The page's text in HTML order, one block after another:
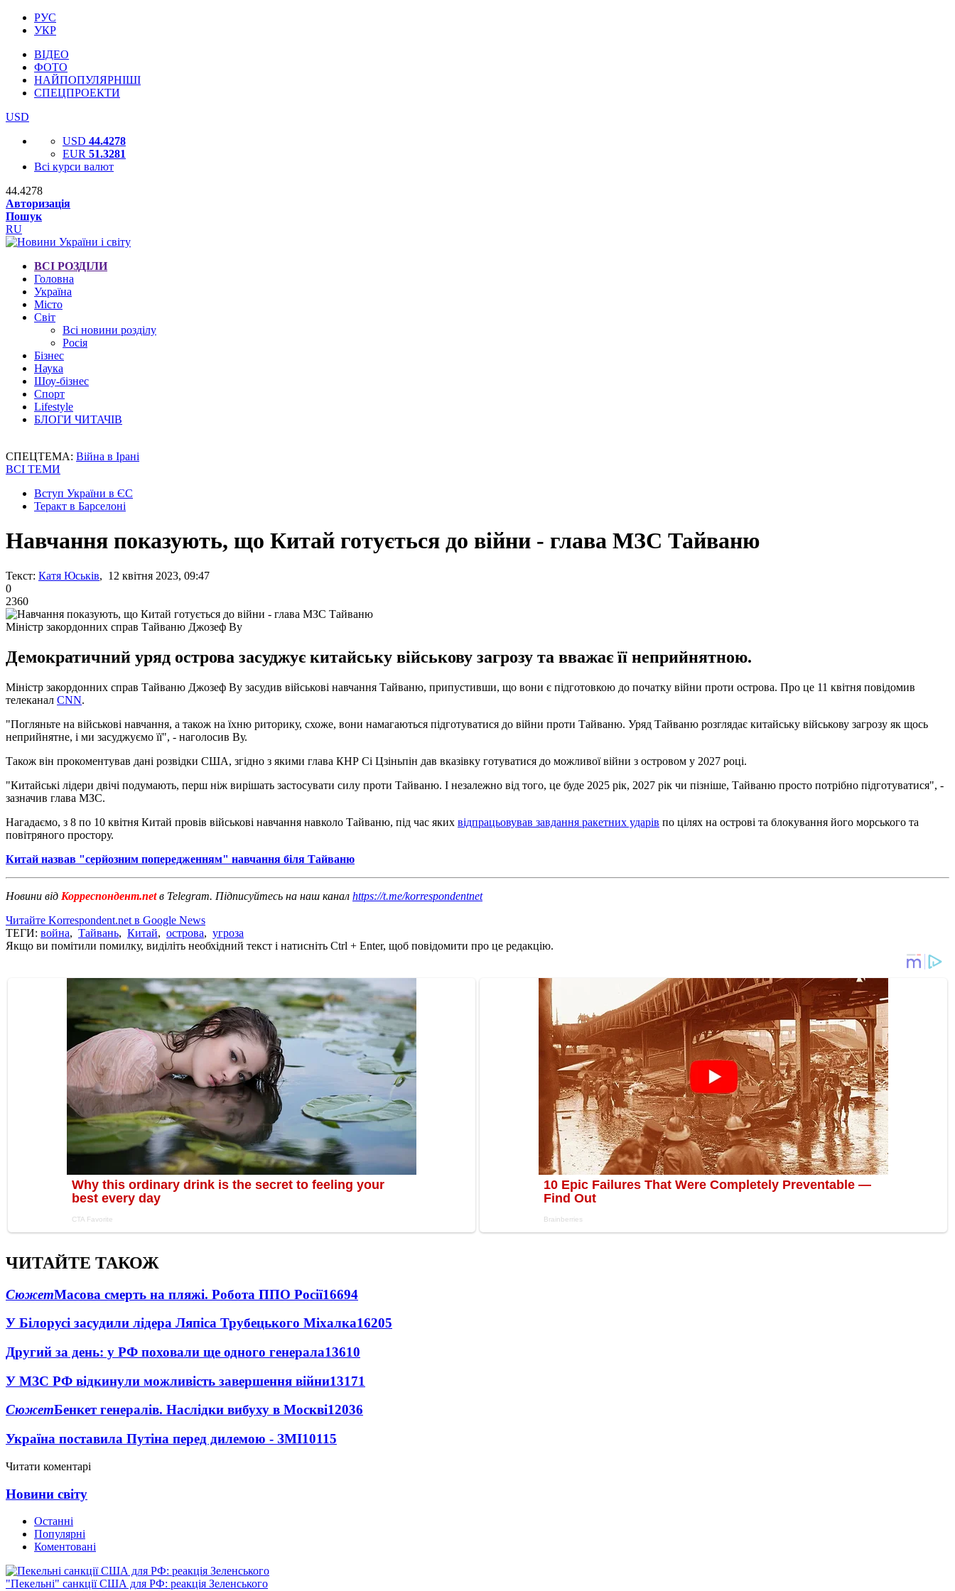
РУС
УКР
ВІДЕО
ФОТО
НАЙПОПУЛЯРНІШІ
СПЕЦПРОЕКТИ
USD
USD 44.4278
EUR 51.3281
Всі курси валют
44.4278
Авторизація
Пошук
RU
ВСІ РОЗДІЛИ
Головна
Україна
Місто
Світ
Всі новини розділу
Росія
Бізнес
Наука
Шоу-бізнес
Спорт
Lifestyle
БЛОГИ ЧИТАЧІВ
СПЕЦТЕМА: Війна в Ірані
ВСІ ТЕМИ
Вступ України в ЄС
Теракт в Барселоні
Навчання показують, що Китай готується до війни - глава МЗС Тайваню
Текст: Катя Юськів, 12 квітня 2023, 09:47
0
2360
Міністр закордонних справ Тайваню Джозеф Ву
Демократичний уряд острова засуджує китайську військову загрозу та вважає її неприйнятною.
Міністр закордонних справ Тайваню Джозеф Ву засудив військові навчання Тайваню, припустивши, що вони є підготовкою до початку війни проти острова. Про це 11 квітня повідомив
телеканал CNN.
"Погляньте на військові навчання, а також на їхню риторику, схоже, вони намагаються підготуватися до війни проти Тайваню. Уряд Тайваню розглядає китайську військову загрозу як щось
неприйнятне, і ми засуджуємо її", - наголосив Ву.
Також він прокоментував дані розвідки США, згідно з якими глава КНР Сі Цзіньпін дав вказівку готуватися до можливої війни з островом у 2027 році.
"Китайські лідери двічі подумають, перш ніж вирішать застосувати силу проти Тайваню. І незалежно від того, це буде 2025 рік, 2027 рік чи пізніше, Тайваню просто потрібно підготуватися", -
зазначив глава МЗС.
Нагадаємо, з 8 по 10 квітня Китай провів військові навчання навколо Тайваню, під час яких відпрацьовував завдання ракетних ударів по цілях на острові та блокування його морського та
повітряного простору.
Китай назвав "серйозним попередженням" навчання біля Тайваню
Новини від Корреспондент.netв Telegram. Підписуйтесь на наш канал https://t.me/korrespondentnet
Читайте Korrespondent.net в Google News
ТЕГИ: война, Тайвань, Китай, острова, угроза
Якщо ви помітили помилку, виділіть необхідний текст і натисніть Ctrl + Enter, щоб повідомити про це редакцію.
ЧИТАЙТЕ ТАКОЖ
СюжетМасова смерть на пляжі. Робота ППО Росії16694
У Білорусі засудили лідера Ляпіса Трубецького Міхалка16205
Другий за день: у РФ поховали ще одного генерала13610
У МЗС РФ відкинули можливість завершення війни13171
СюжетБенкет генералів. Наслідки вибуху в Москві12036
Україна поставила Путіна перед дилемою - ЗМІ10115
Читати коментарі
Новини світу
Останні
Популярні
Коментовані
"Пекельні" санкції США для РФ: реакція Зеленського